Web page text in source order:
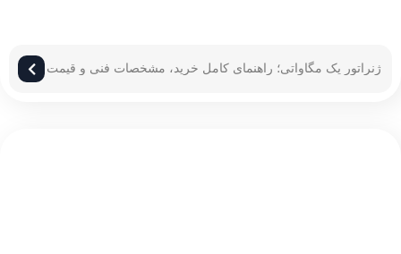
ژنراتور یک مگاواتی؛ راهنمای کامل خرید، مشخصات فنی و قیمت